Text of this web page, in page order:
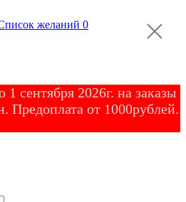
0
сентября 2026г. на заказы
Предоплата от 1000рублей.